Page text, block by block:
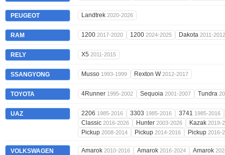
PEUGEOT Landtrek 2020-2026
RAM 1200 2017-2020 1200 2024-2025 Dakota 2011-2012
RELY X5 2011-2015
SSANGYONG Musso 1993-1999 Rexton W2012-2017
TOYOTA 4Runner 1995-2002 Sequoia 2001-2007 Tundra
UAZ 2206 1985-2016 3303 1985-2016 3741 1985-2016
Classic 2016-2026 Hunter 2003-2026 Kazak 2019-
Pickup 2008-2014 Pickup 2014-2016 Pickup 2016-
VOLKSWAGEN Amarok 2010-2016 Amarok 2016-2024 Amarok